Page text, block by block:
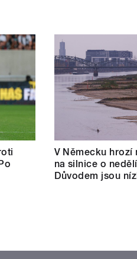
V Německu hrozí
na silnice o
Důvodem jsou